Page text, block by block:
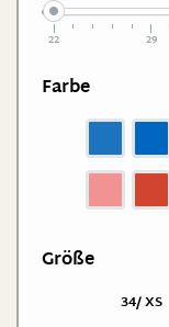
22 29
Farbe
Größe
34/ XS